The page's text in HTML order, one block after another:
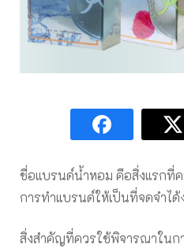
ชื่อแบรนด์น้ำหอม คือสิ่งแรกที่
การทำแบรนด์ให้เป็นที่จดจำไ
สิ่งสำคัญที่ควรใช้พิจารณาในก